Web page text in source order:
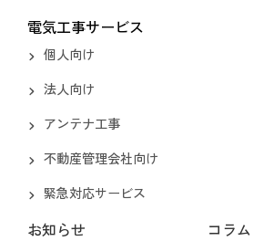
電気工事サービス
個人向け
法人向け
アンテナ工事
不動産管理会社向け
緊急対応サービス
お知らせ
コラム